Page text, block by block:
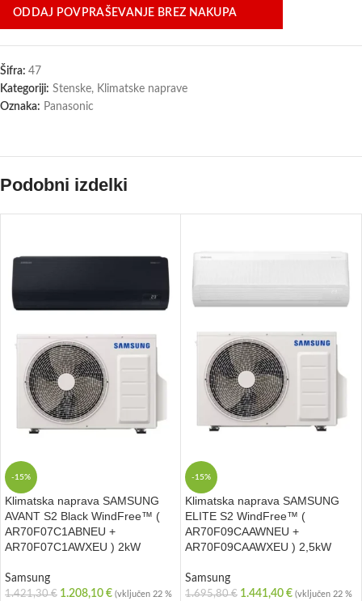
ODDAJ POVPRAŠEVANJE BREZ NAKUPA
Šifra: 47
Kategoriji: Stenske, Klimatske naprave
Oznaka: Panasonic
Podobni izdelki
-15%
Klimatska naprava SAMSUNG
AVANT S2 Black WindFree™ (
AR70F07C1ABNEU +
AR70F07C1AWXEU ) 2kW
Samsung
1.421,30€ 1.208,10 € (vključen 22 %
-15%
Klimatska naprava SAMSUNG
ELITE S2 WindFree™ (
AR70F09CAAWNEU +
AR70F09CAAWXEU ) 2,5kW
Samsung
1.695,80€ 1.441,40 € (vključen 22 %